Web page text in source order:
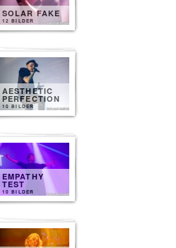
SOLAR FAKE
12 BILDER
AESTHETIC
PERFECTION
10 BILDER
EMPATHY
TEST
10 BILDER